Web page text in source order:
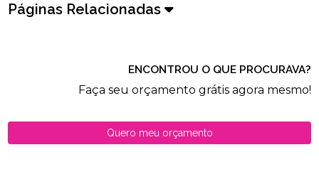
Páginas Relacionadas
ENCONTROU O QUE PROCURAVA?
Faça seu orçamento grátis agora mesmo!
Quero meu orçamento